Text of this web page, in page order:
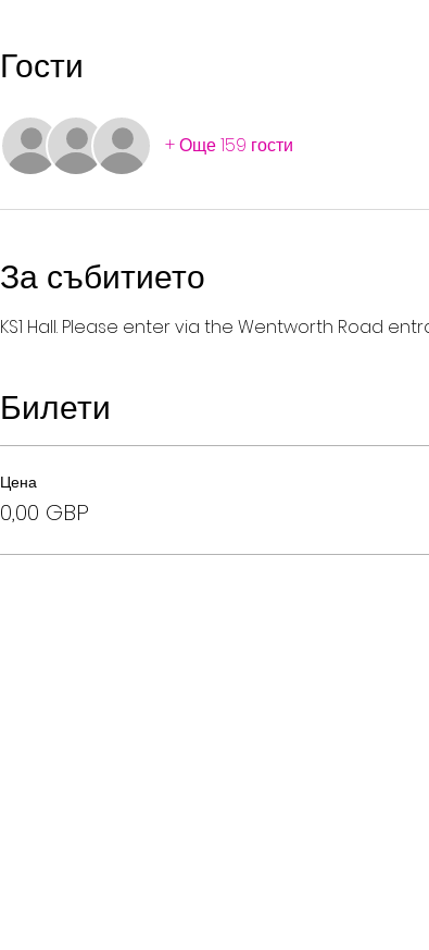
Гости
+ Още 159 гости
За събитието
KS1 Hall. Please enter via the Wentworth Road
Билети
Цена
0,00 GBP